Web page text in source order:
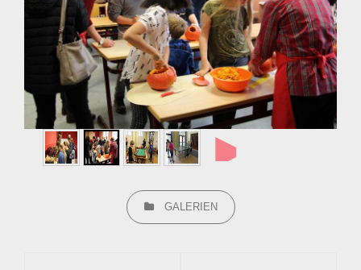
►
CATEGORIES
GALERIEN